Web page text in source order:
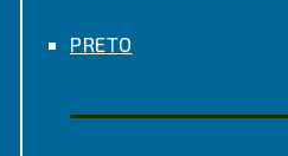
PRETO
ALTA TEMPERATURA CINZA
ALTA TEMPERATURA PRETO
ALTA TEMPERATURA VERMELHO